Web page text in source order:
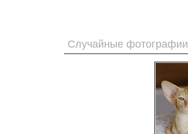
Случайные фотографии